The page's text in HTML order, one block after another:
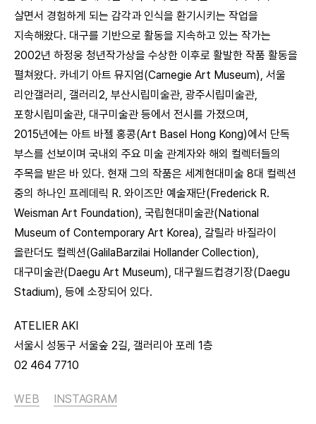
살면서 경험하게 되는 감각과 인식을 환기시키는 작업을
지속해왔다. 대구를 기반으로 활동을 지속하고 있는 작가는
2002년 하정웅 청년작가상을 수상한 이후로 활발한 작품 활동을
펼쳐왔다. 카네기 아트 뮤지엄(Carnegie Art Museum), 서울
리안갤러리, 갤러리2, 부산시립미술관, 광주시립미술관,
포항시립미술관, 대구미술관 등에서 전시를 가졌으며,
2015년에는 아트 바젤 홍콩(Art Basel Hong Kong)에서 단독
부스를 선보이며 국내외 주요 미술 관계자와 해외 컬렉터들의
주목을 받은 바 있다. 현재 그의 작품은 세계현대미술 8대 컬렉션
중의 하나인 프레데릭 R. 와이즈만 예술재단(Frederick R.
Weisman Art Foundation), 국립현대미술관(National
Museum of Contemporary Art Korea), 갈릴라 바질라이
올란더도 컬렉션(GalilaBarzilai Hollander Collection),
대구미술관(Daegu Art Museum), 대구월드컵경기장(Daegu
Stadium), 등에 소장되어 있다.
ATELIER AKI
서울시 성동구 서울숲 2길, 갤러리아 포레 1층
02 464 7710
WEB INSTAGRAM